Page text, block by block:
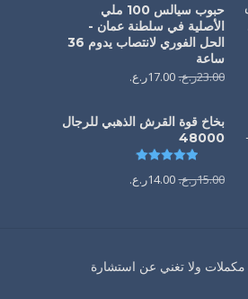
حبوب سيالس 100 ملي
الأصلية في سلطنة عمان -
الحل الفوري لانتصاب يدوم 36
ساعة
23.00ر.ع. 17.00ر.ع.
بخاخ قوة القرش الذهبي للرجال
48000
تم التقييم
15.00ر.ع. 14.00ر.ع.
ولا تغني عن استشارة